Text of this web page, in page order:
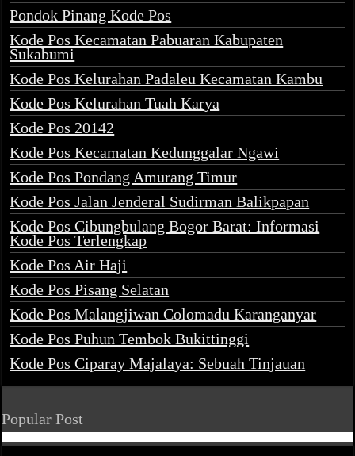
Pondok Pinang Kode Pos
Kode Pos Kecamatan Pabuaran Kabupaten
Sukabumi
Kode Pos Kelurahan Padaleu Kecamatan Kambu
Kode Pos Kelurahan Tuah Karya
Kode Pos 20142
Kode Pos Kecamatan Kedunggalar Ngawi
Kode Pos Pondang Amurang Timur
Kode Pos Jalan Jenderal Sudirman Balikpapan
Kode Pos Cibungbulang Bogor Barat: Informasi
Kode Pos Terlengkap
Kode Pos Air Haji
Kode Pos Pisang Selatan
Kode Pos Malangjiwan Colomadu Karanganyar
Kode Pos Puhun Tembok Bukittinggi
Kode Pos Ciparay Majalaya: Sebuah Tinjauan
Popular Post